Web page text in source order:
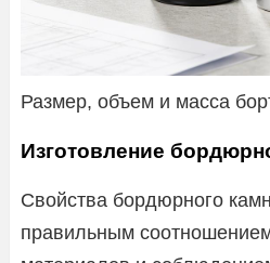
Размер, объем и масса
Изготовление
Свойства бордюрного
правильным